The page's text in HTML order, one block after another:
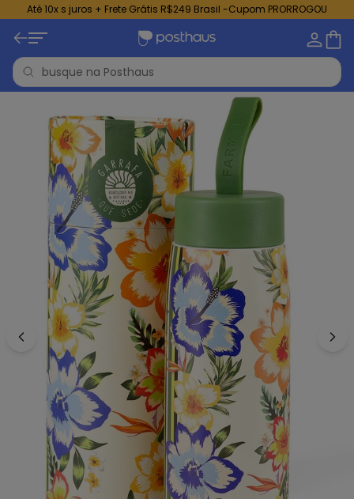
Até 10x s juros + Frete Grátis R$249 Brasil -Cupom PRORROGOU